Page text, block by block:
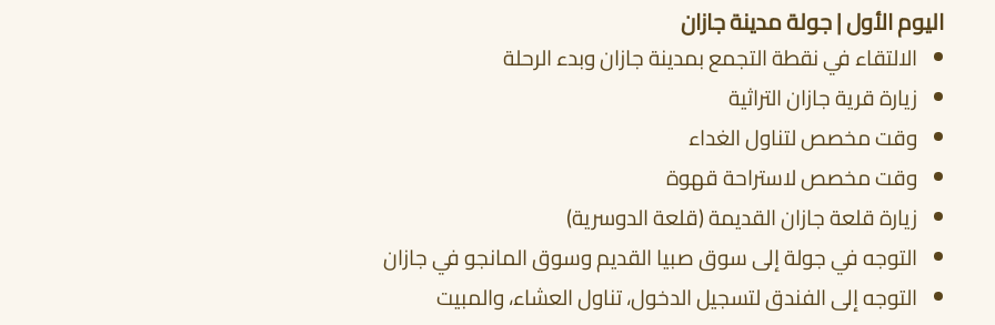
اليوم الأول | جولة مدينة جازان
الالتقاء في نقطة التجمع بمدينة جازان وبدء الرحلة
زيارة قرية جازان التراثية
وقت مخصص لتناول الغداء
وقت مخصص لاستراحة قهوة
زيارة قلعة جازان القديمة (قلعة الدوسرية)
التوجه في جولة إلى سوق صبيا القديم وسوق المانجو في جازان
التوجه إلى الفندق لتسجيل الدخول، تناول العشاء، والمبيت